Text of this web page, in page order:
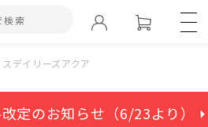
デイリーズアクア
改定のお知らせ（6/23より） ⏵